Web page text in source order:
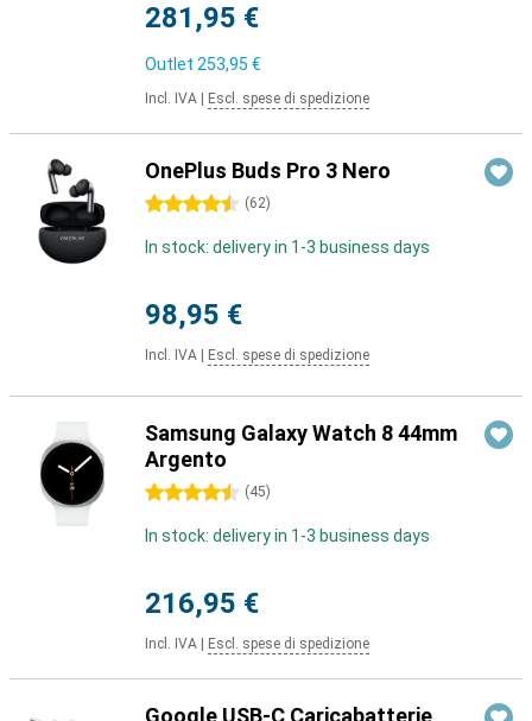
281,95 €
Outlet 253,95 €
Incl. IVA Escl. spese di spedizione
OnePlus Buds Pro 3 Nero
4.5 stelle (62)
In stock: delivery in 1-3 business days
98,95 €
Incl. IVA Escl. spese di spedizione
Samsung Galaxy Watch 8 44mm
Argento
4.5 stelle (45)
In stock: delivery in 1-3 business days
216,95 €
Incl. IVA Escl. spese di spedizione
Google USB-C Caricabatterie